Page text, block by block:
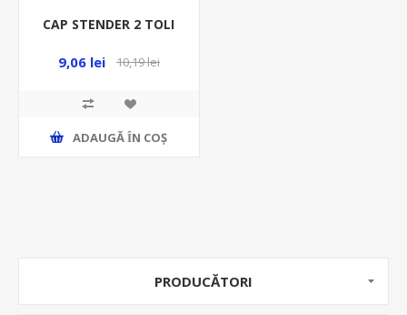
CAP STENDER 2 TOLI
9,06 lei 10,19 lei
ADAUGĂ ȊN COŞ
PRODUCĂTORI